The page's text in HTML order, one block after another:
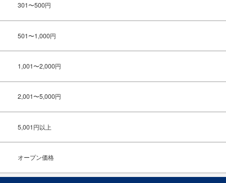
301〜500円
501〜1,000円
1,001〜2,000円
2,001〜5,000円
5,001円以上
オープン価格